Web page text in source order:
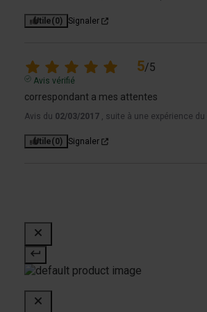
Utile(0) Signaler
5/5
Avis vérifié
correspondant a mes attentes
Avis du 02/03/2017 , suite à une expérience du
Utile(0) Signaler